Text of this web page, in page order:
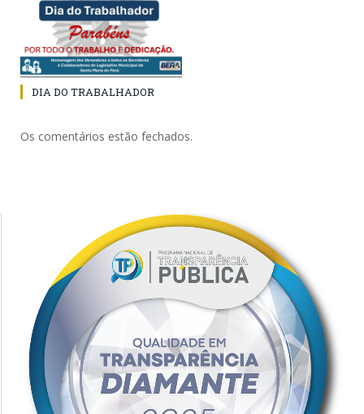
DIA DO TRABALHADOR
Os comentários estão fechados.